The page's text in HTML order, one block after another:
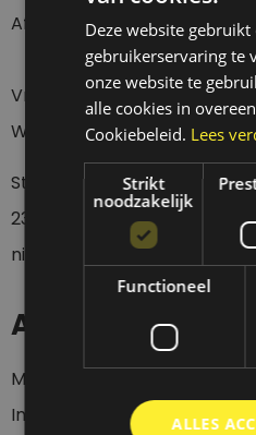
Afhalen Donderdag t/m
Vragen over een
Wacht eerst 4 werkdagen
Stuur een whatsapp of
23437536
wanneer je langs
niet altijd aanwezig.
Account
Mijn account
Inloggen
Deze website
gebruikerservaring te
onze website te
alle cookies in
Cookiebeleid. Lees
Strikt
noodzakelijk
Functioneel
ALLES